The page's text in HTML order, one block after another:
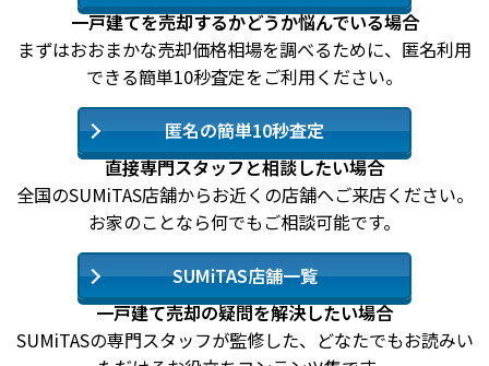
一戸建てを売却するかどうか悩んでいる場合
まずはおおまかな売却価格相場を調べるために、匿名利用
できる簡単10秒査定をご利用ください。
匿名の簡単10秒査定
直接専門スタッフと相談したい場合
全国のSUMiTAS店舗からお近くの店舗へご来店ください。
お家のことなら何でもご相談可能です。
SUMiTAS店舗一覧
一戸建て売却の疑問を解決したい場合
SUMiTASの専門スタッフが監修した、どなたでもお読みい